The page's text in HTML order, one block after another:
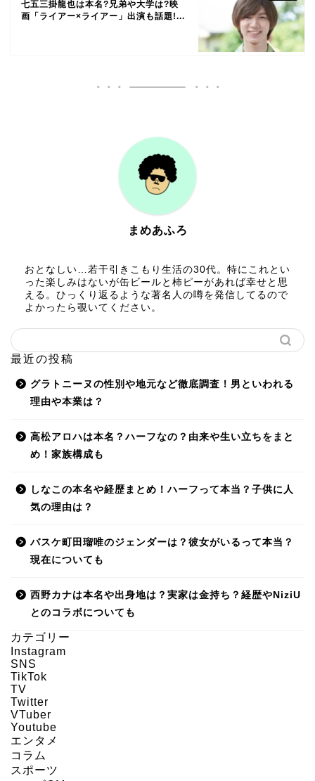
七五三掛龍也は本名?兄弟や大学は?映
画「ライアー×ライアー」出演も話題!...
まめあふろ
おとなしい…若干引きこもり生活の30代。特にこれとい
った楽しみはないが缶ビールと柿ピーがあれば幸せと思
える。ひっくり返るような著名人の噂を発信してるので
よかったら覗いてください。
最近の投稿
グラトニーヌの性別や地元など徹底調査！男といわれる
理由や本業は？
高松アロハは本名？ハーフなの？由来や生い立ちをまと
め！家族構成も
しなこの本名や経歴まとめ！ハーフって本当？子供に人
気の理由は？
バスケ町田瑠唯のジェンダーは？彼女がいるって本当？
現在についても
西野カナは本名や出身地は？実家は金持ち？経歴やNiziU
とのコラボについても
カテゴリー
Instagram
SNS
TikTok
TV
Twitter
VTuber
Youtube
エンタメ
コラム
スポーツ